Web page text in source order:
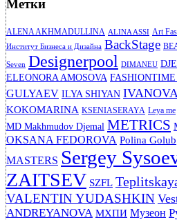
Метки
ALENA AKHMADULLINA ALINA ASSI Art
Институт Бизнеса и Дизайна BackStage
Seven Designerpool DIMANEU
ELEONORA AMOSOVA FASHIONTIME
GULYAEV ILYA SHIYAN IVANOVA
KOKOMARINA KSENIASERAYA Leya me
MD Makhmudov Djemal METRICS
OKSANA FEDOROVA Polina Golub
MASTERS Sergey
ZAITSEV SZFL
VALENTIN YUDASHKIN
ANDREYANOVA МХПИ Музеон